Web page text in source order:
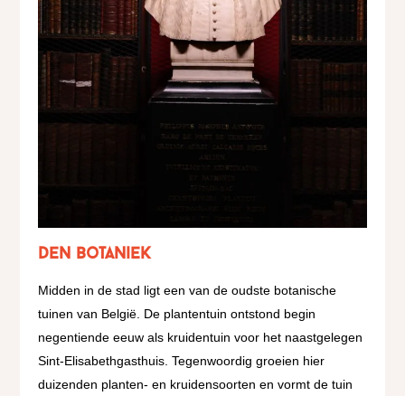
DEN botanieK
Midden in de stad ligt een van de oudste botanische
tuinen van België. De plantentuin ontstond begin
negentiende eeuw als kruidentuin voor het naastgelegen
Sint-Elisabethgasthuis. Tegenwoordig groeien hier
duizenden planten- en kruidensoorten en vormt de tuin